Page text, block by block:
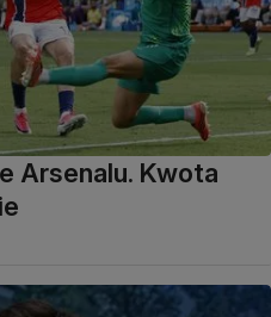
Arsenalu. Kwota